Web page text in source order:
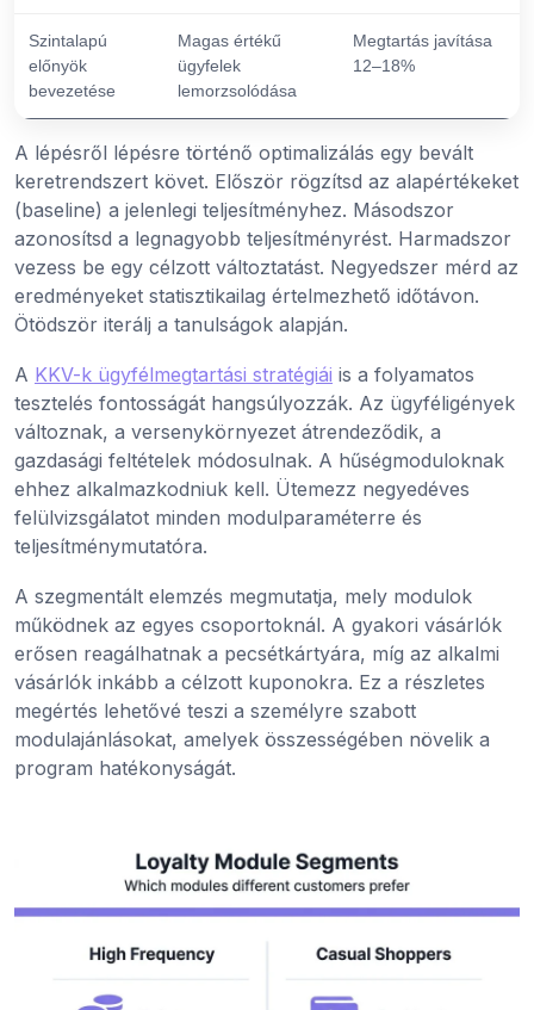
Szintalapú
előnyök
bevezetése
Magas értékű
ügyfelek
lemorzsolódása
Megtartás javítása
12–18%
A lépésről lépésre történő optimalizálás egy bevált
keretrendszert követ. Először rögzítsd az alapértékeket
(baseline) a jelenlegi teljesítményhez. Másodszor
azonosítsd a legnagyobb teljesítményrést. Harmadszor
vezess be egy célzott változtatást. Negyedszer mérd az
eredményeket statisztikailag értelmezhető időtávon.
Ötödször iterálj a tanulságok alapján.
A KKV-k ügyfélmegtartási stratégiái is a folyamatos
tesztelés fontosságát hangsúlyozzák. Az ügyféligények
változnak, a versenykörnyezet átrendeződik, a
gazdasági feltételek módosulnak. A hűségmoduloknak
ehhez alkalmazkodniuk kell. Ütemezz negyedéves
felülvizsgálatot minden modulparaméterre és
teljesítménymutatóra.
A szegmentált elemzés megmutatja, mely modulok
működnek az egyes csoportoknál. A gyakori vásárlók
erősen reagálhatnak a pecsétkártyára, míg az alkalmi
vásárlók inkább a célzott kuponokra. Ez a részletes
megértés lehetővé teszi a személyre szabott
modulajánlásokat, amelyek összességében növelik a
program hatékonyságát.